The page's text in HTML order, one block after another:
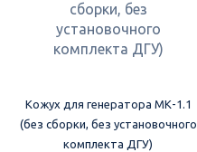
Кожух для генератора МК-1.1
(без сборки, без установочного
комплекта ДГУ)